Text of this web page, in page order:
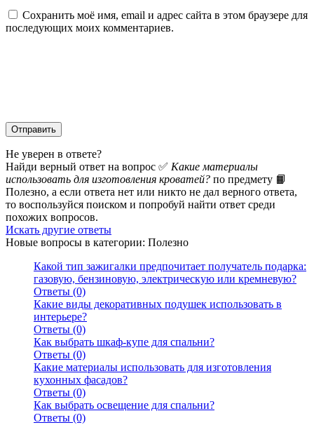
Сохранить моё имя, email и адрес сайта в этом браузере для
последующих моих комментариев.
Не уверен в ответе?
Найди верный ответ на вопрос ✅ Какие материалы
использовать для изготовления кроватей? по предмету 📙
Полезно, а если ответа нет или никто не дал верного ответа,
то воспользуйся поиском и попробуй найти ответ среди
похожих вопросов.
Искать другие ответы
Новые вопросы в категории: Полезно
Какой тип зажигалки предпочитает получатель подарка:
газовую, бензиновую, электрическую или кремневую?
Ответы (0)
Какие виды декоративных подушек использовать в
интерьере?
Ответы (0)
Как выбрать шкаф-купе для спальни?
Ответы (0)
Какие материалы использовать для изготовления
кухонных фасадов?
Ответы (0)
Как выбрать освещение для спальни?
Ответы (0)